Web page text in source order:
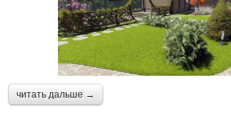
читать дальше →